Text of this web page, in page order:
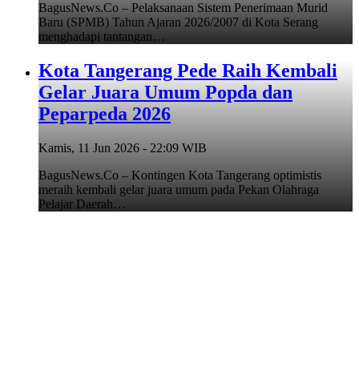
BagusNews.Co – Pelaksanaan Sistem Penerimaan Murid
Baru (SPMB) Tahun Ajaran 2026/2007 di Kota Serang
menghadapi tantangan…
Kota Tangerang Pede Raih Kembali
Gelar Juara Umum Popda dan
Peparpeda 2026
Kamis, 11 Jun 2026 - 22:09 WIB
BagusNews.Co – Kontingen Kota Tangerang optimistis
meraih kembali gelar juara umum pada Pekan Olahraga
Pelajar Daerah…